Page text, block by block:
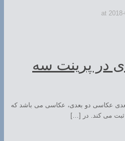
at
در پرینت سه
سه بعدی یا مجسمه ی ۳ بعدی عکاسی دو بعدی، عکاسی می باشد که
می کند. در […]